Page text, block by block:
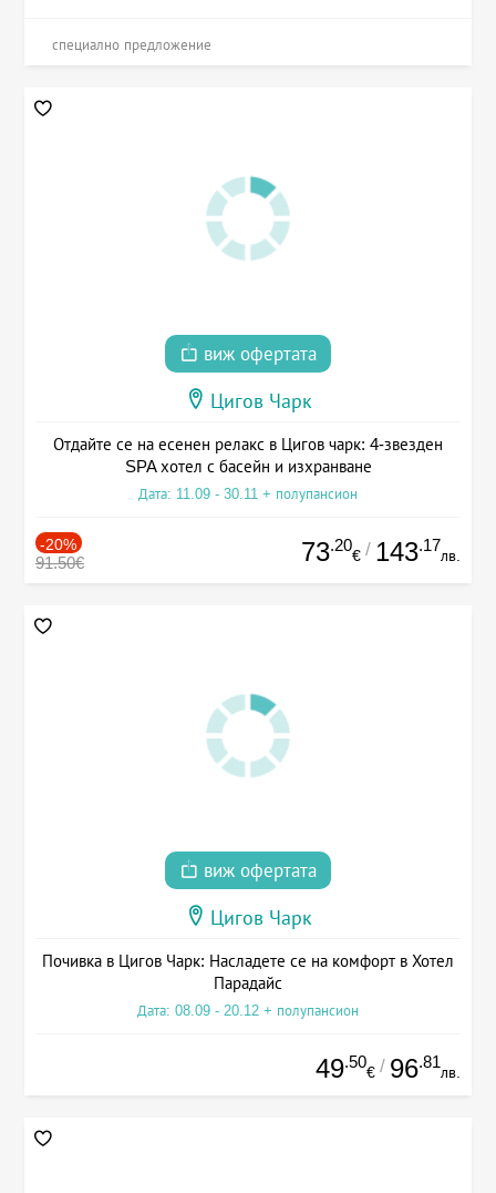
специално предложение
виж офертата
Цигов Чарк
Отдайте се на есенен релакс в Цигов чарк: 4-звезден
SPA хотел с басейн и изхранване
Дата: 11.09 - 30.11 + полупансион
-20%
91.50€ 73.20
€ / 143.17
лв.
виж офертата
Цигов Чарк
Почивка в Цигов Чарк: Насладете се на комфорт в Хотел
Парадайс
Дата: 08.09 - 20.12 + полупансион
49.50
€ / 96.81
лв.